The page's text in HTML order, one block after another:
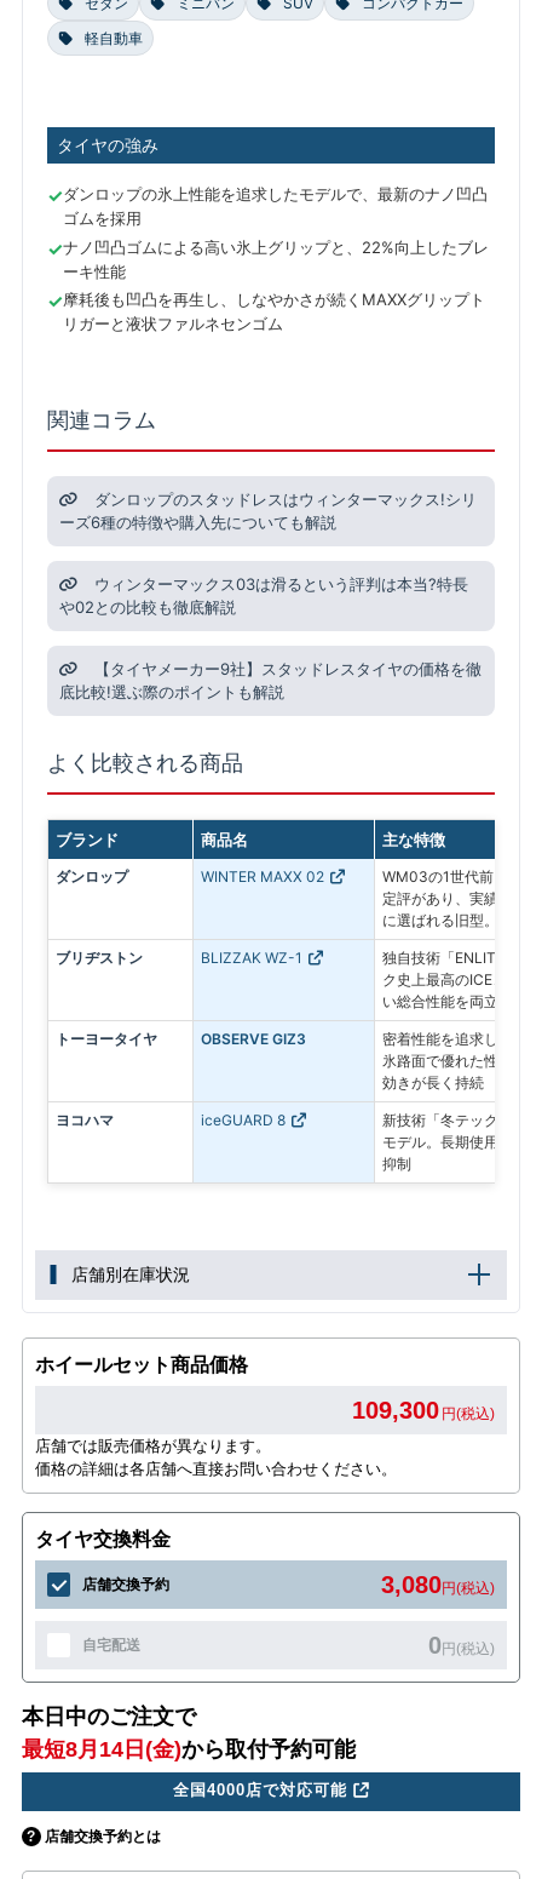
軽自動車
タイヤの強み
ダンロップの氷上性能を追求したモデルで、最新のナノ凹凸
ゴムを採用
ナノ凹凸ゴムによる高い氷上グリップと、22%向上したブレ
ーキ性能
摩耗後も凹凸を再生し、しなやかさが続くMAXXグリップト
リガーと液状ファルネセンゴム
関連コラム
ダンロップのスタッドレスはウィンターマックス!シリ
ーズ6種の特徴や購入先についても解説
ウィンターマックス03は滑るという評判は本当?特長
や02との比較も徹底解説
【タイヤメーカー9社】スタッドレスタイヤの価格を徹
底比較!選ぶ際のポイントも解説
よく比較される商品
ブランド 商品名 主な特徴
ダンロップ WINTER MAXX 02
WM03の1世代前。氷上
定評があり、実績ある
に選ばれる旧型。
ブリヂストン BLIZZAK WZ-1
独自技術「ENLITEN」
ク史上最高のICEコント
い総合性能を両立した
トーヨータイヤ OBSERVE GIZ3
密着性能を追求したプ
氷路面で優れた性能を
効きが長く持続
ヨコハマ iceGUARD 8
新技術「冬テック」で
モデル。長期使用後も
抑制
店舗別在庫状況
ホイールセット商品価格
109,300 円(税込)
店舗では販売価格が異なります。
価格の詳細は各店舗へ直接お問い合わせください。
タイヤ交換料金
店舗交換予約 3,080円(税込)
自宅配送 0円(税込)
本日中のご注文で
最短8月14日(金)から取付予約可能
全国4000店で対応可能
店舗交換予約とは